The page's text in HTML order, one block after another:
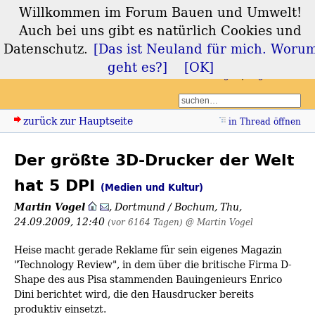
Forum Bauen und
Umwelt
zurück zur Hauptseite in Thread öffnen
Der größte 3D-Drucker der Welt
hat 5 DPI (Medien und Kultur)
Martin Vogel ,Dortmund / Bochum,Thu,
24.09.2009, 12:40 (vor 6164 Tagen) @ Martin Vogel
Heise macht gerade Reklame für sein eigenes Magazin
"Technology Review", in dem über die britische Firma D-
Shape des aus Pisa stammenden Bauingenieurs Enrico
Dini berichtet wird, die den Hausdrucker bereits
produktiv einsetzt.
Willkommen im Forum Bauen und Umwelt!
Auch bei uns gibt es natürlich Cookies und
Datenschutz. [Das ist Neuland für mich.
geht es?]
[OK]